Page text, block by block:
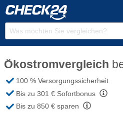
Ökostromvergleich
100 % Versorgungssicherheit
Bis zu 301 € Sofortbonus
Bis zu 850 € sparen